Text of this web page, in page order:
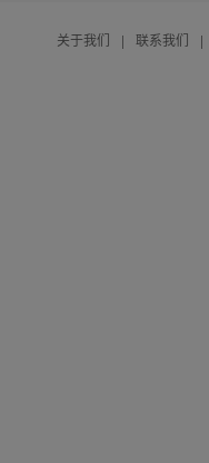
关于我们 | 联系我们 |